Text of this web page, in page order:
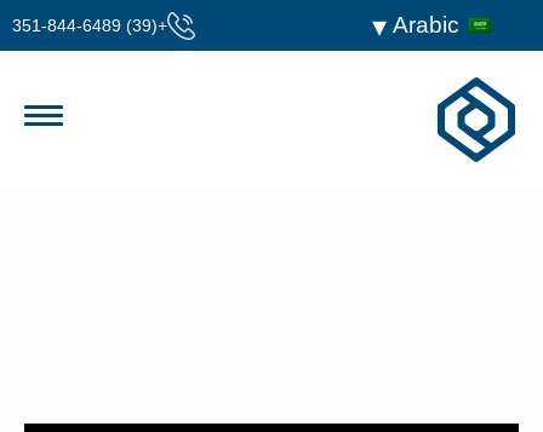
+(39) 351-844-6489